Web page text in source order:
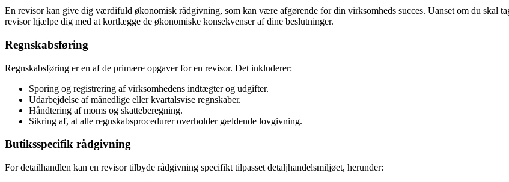
En revisor kan give dig værdifuld økonomisk rådgivning, som kan være afgørende for din virksomheds succes. Uanset om du skal
revisor hjælpe dig med at kortlægge de økonomiske konsekvenser af dine beslutninger.
Regnskabsføring
Regnskabsføring er en af de primære opgaver for en revisor. Det inkluderer:
Sporing og registrering af virksomhedens indtægter og udgifter.
Udarbejdelse af månedlige eller kvartalsvise regnskaber.
Håndtering af moms og skatteberegning.
Sikring af, at alle regnskabsprocedurer overholder gældende lovgivning.
Butiksspecifik rådgivning
For detailhandlen kan en revisor tilbyde rådgivning specifikt tilpasset detaljhandelsmiljøet, herunder: